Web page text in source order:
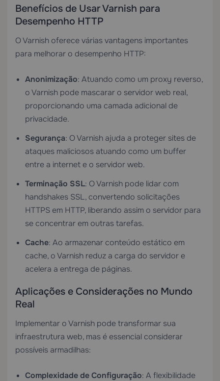
Benefícios de Usar Varnish para
Desempenho HTTP
O Varnish oferece várias vantagens importantes
para melhorar o desempenho HTTP:
Anonimização: Atuando como um proxy reverso,
o Varnish pode mascarar o servidor web real,
proporcionando uma camada adicional de
privacidade.
Segurança: O Varnish ajuda a proteger sites de
ataques maliciosos atuando como um buffer
entre a internet e o servidor web.
Terminação SSL: O Varnish pode lidar com
handshakes SSL, convertendo solicitações
HTTPS em HTTP, liberando assim o servidor para
se concentrar em outras tarefas.
Cache: Ao armazenar conteúdo estático em
cache, o Varnish reduz a carga do servidor e
acelera a entrega de páginas.
Aplicações e Considerações no Mundo
Real
Implementar o Varnish pode transformar sua
infraestrutura web, mas é essencial considerar
possíveis armadilhas:
Complexidade de Configuração: A flexibilidade